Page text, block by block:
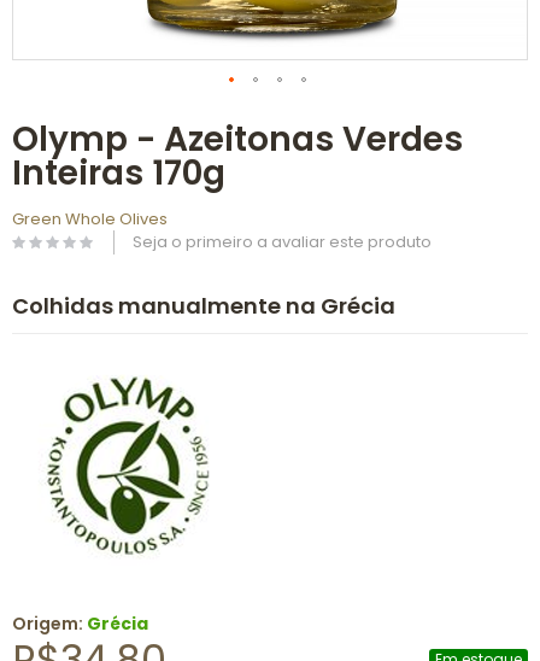
para
o
início
Galeria
de
Olymp - Azeitonas Verdes
Inteiras 170g
Green Whole Olives
Seja o primeiro a avaliar este produto
Colhidas manualmente na Grécia
Origem: Grécia